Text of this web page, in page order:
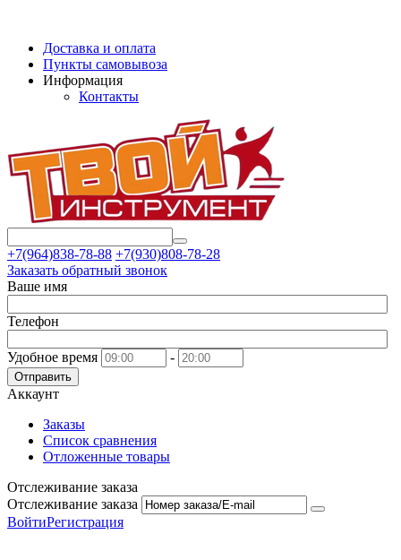
Доставка и оплата
Пункты самовывоза
Информация
Контакты
+7(964)838-78-88 +7(930)808-78-28
Заказать обратный звонок
Ваше имя
Телефон
Удобное время -
Отправить
Аккаунт
Заказы
Список сравнения
Отложенные товары
Отслеживание заказа
Отслеживание заказа
ВойтиРегистрация